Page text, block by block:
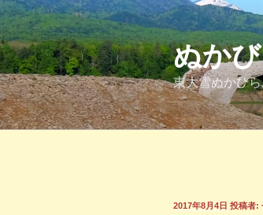
コ
ン
テ
ン
ツ
へ
ス
ぬか
東大雪ぬかび
投
2017年8月4日 投稿者: